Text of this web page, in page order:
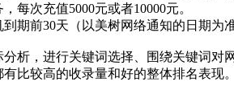
每次充值5000元或者10000元。
期前30天（以美树网络通知的日期为
析，进行关键词选择、围绕关键词
比较高的收录量和好的整体排名表